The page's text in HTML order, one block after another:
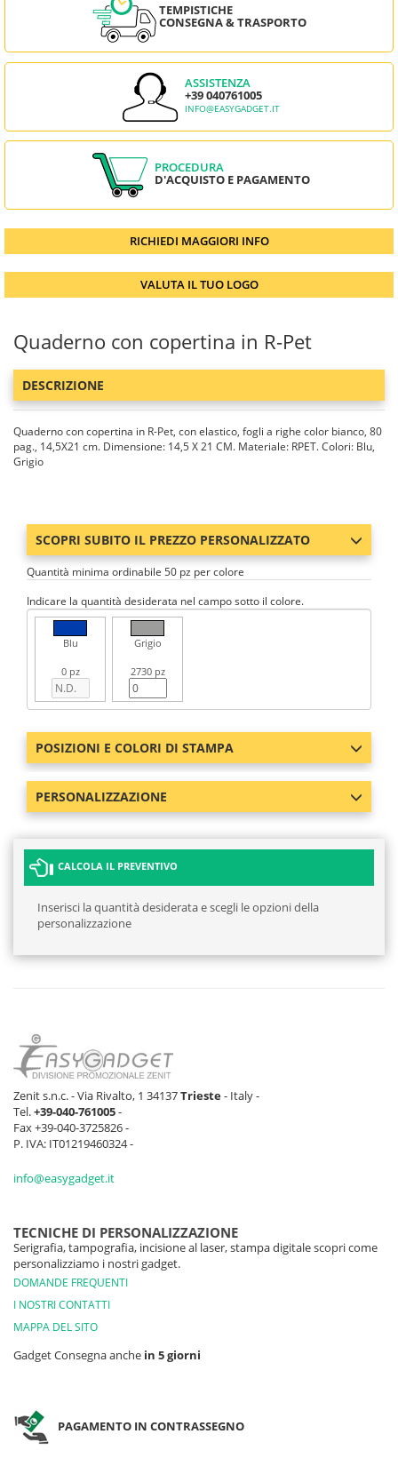
TEMPISTICHE
CONSEGNA & TRASPORTO
ASSISTENZA
+39 040761005
INFO@EASYGADGET.IT
PROCEDURA
D'ACQUISTO E PAGAMENTO
RICHIEDI MAGGIORI INFO
VALUTA IL TUO LOGO
Quaderno con copertina in R-Pet
DESCRIZIONE
Quaderno con copertina in R-Pet, con elastico, fogli a righe color bianco, 80
pag., 14,5X21 cm. Dimensione: 14,5 X 21 CM. Materiale: RPET. Colori: Blu,
Grigio
SCOPRI SUBITO IL PREZZO PERSONALIZZATO
Quantità minima ordinabile 50 pz per colore
Indicare la quantità desiderata nel campo sotto il colore.
Blu
0 pz
Grigio
2730 pz
POSIZIONI E COLORI DI STAMPA
PERSONALIZZAZIONE
CALCOLA IL PREVENTIVO
Inserisci la quantità desiderata e scegli le opzioni della
personalizzazione
Zenit s.n.c. - Via Rivalto, 1 34137Trieste- Italy -
Tel.+39-040-761005-
Fax +39-040-3725826 -
P. IVA: IT01219460324 -
info@easygadget.it
TECNICHE DI PERSONALIZZAZIONE
Serigrafia, tampografia, incisione al laser, stampa digitale scopri come
personalizziamo i nostri gadget.
DOMANDE FREQUENTI
I NOSTRI CONTATTI
MAPPA DEL SITO
Gadget Consegna anche in 5 giorni
PAGAMENTO IN CONTRASSEGNO